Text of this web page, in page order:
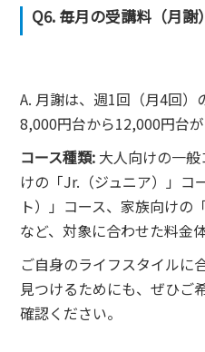
Q6. 毎月の受講料（月謝
A. 月謝は、週1回（月4回）
8,000円台から12,000円台が
コース種類: 大人向けの一
けの「Jr.（ジュニア）」コ
ト）」コース、家族向けの
など、対象に合わせた料金
ご自身のライフスタイルに
見つけるためにも、ぜひご
確認ください。